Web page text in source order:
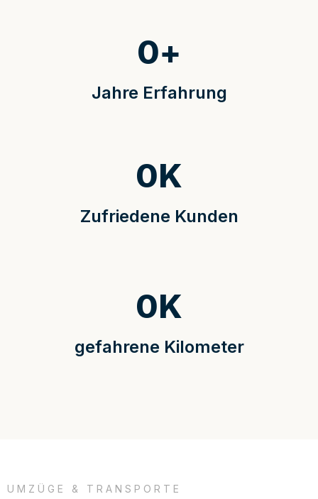
Jahre Erfahrung
0+
Zufriedene Kunden
0K
gefahrene Kilometer
0K
UMZÜGE & TRANSPORTE